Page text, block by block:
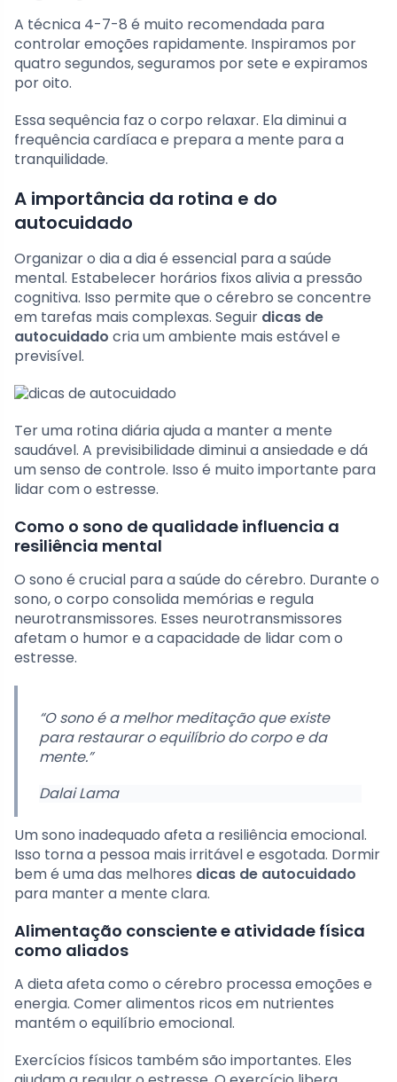
A técnica 4-7-8 é muito recomendada para
controlar emoções rapidamente. Inspiramos por
quatro segundos, seguramos por sete e expiramos
por oito.
Essa sequência faz o corpo relaxar. Ela diminui a
frequência cardíaca e prepara a mente para a
tranquilidade.
A importância da rotina e do
autocuidado
Organizar o dia a dia é essencial para a saúde
mental. Estabelecer horários fixos alivia a pressão
cognitiva. Isso permite que o cérebro se concentre
em tarefas mais complexas. Seguir dicas de
autocuidado cria um ambiente mais estável e
previsível.
Ter uma rotina diária ajuda a manter a mente
saudável. A previsibilidade diminui a ansiedade e dá
um senso de controle. Isso é muito importante para
lidar com o estresse.
Como o sono de qualidade influencia a
resiliência mental
O sono é crucial para a saúde do cérebro. Durante o
sono, o corpo consolida memórias e regula
neurotransmissores. Esses neurotransmissores
afetam o humor e a capacidade de lidar com o
estresse.
“O sono é a melhor meditação que existe
para restaurar o equilíbrio do corpo e da
mente.”
Dalai Lama
Um sono inadequado afeta a resiliência emocional.
Isso torna a pessoa mais irritável e esgotada. Dormir
bem é uma das melhores dicas de autocuidado
para manter a mente clara.
Alimentação consciente e atividade física
como aliados
A dieta afeta como o cérebro processa emoções e
energia. Comer alimentos ricos em nutrientes
mantém o equilíbrio emocional.
Exercícios físicos também são importantes. Eles